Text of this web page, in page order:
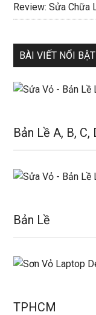
Review: Sửa Chữa
BÀI VIẾT NỔI BẬT
Bản Lề A, B, C,
Bản Lề
TPHCM